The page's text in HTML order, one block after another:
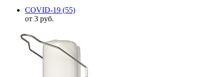
COVID-19 (55)
от 3 руб.